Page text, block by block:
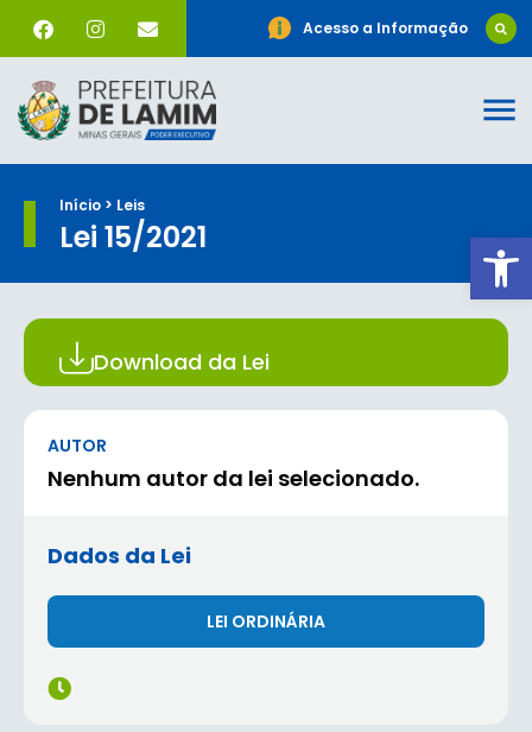
Acesso a Informação
Início > Leis
Lei 15/2021
Download da Lei
AUTOR
Nenhum autor da lei selecionado.
Dados da Lei
LEI ORDINÁRIA